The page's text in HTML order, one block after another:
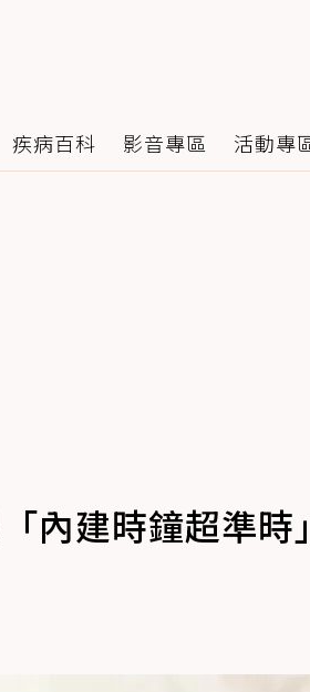
疾病百科 影音專區 活動專
內建時鐘超準時